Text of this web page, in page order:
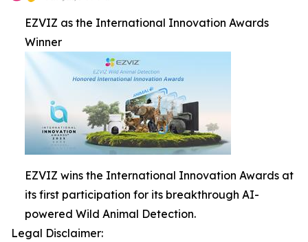
EZVIZ as the International Innovation Awards
Winner
EZVIZ wins the International Innovation Awards at
its first participation for its breakthrough AI-
powered Wild Animal Detection.
Legal Disclaimer: